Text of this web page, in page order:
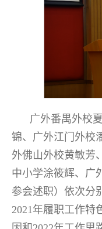
广外番禺外校
锦、广外江门外校
外佛山外校黄敏芳
中小学涂筱辉、广
参会述职）依次分
2021年履职工作特